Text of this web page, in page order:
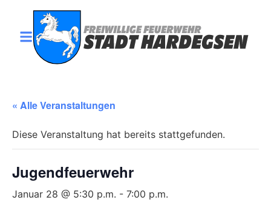
« Alle Veranstaltungen
Diese Veranstaltung hat bereits stattgefunden.
Jugendfeuerwehr
Januar 28 @ 5:30 p.m. - 7:00 p.m.